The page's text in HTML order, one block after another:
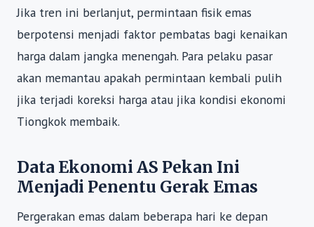
Jika tren ini berlanjut, permintaan fisik emas
berpotensi menjadi faktor pembatas bagi kenaikan
harga dalam jangka menengah. Para pelaku pasar
akan memantau apakah permintaan kembali pulih
jika terjadi koreksi harga atau jika kondisi ekonomi
Tiongkok membaik.
Data Ekonomi AS Pekan Ini
Menjadi Penentu Gerak Emas
Pergerakan emas dalam beberapa hari ke depan